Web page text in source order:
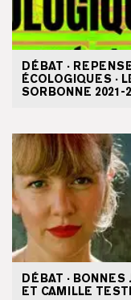
DÉBAT ·
ÉCOLOGIQUES ·
SORBONNE 2021-
DÉBAT ·
ET CAMILLE